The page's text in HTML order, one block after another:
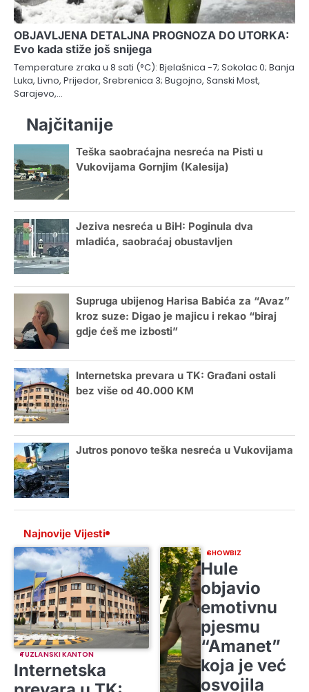
OBJAVLJENA DETALJNA PROGNOZA DO UTORKA:
Evo kada stiže još snijega
Temperature zraka u 8 sati (°C): Bjelašnica -7; Sokolac 0; Banja
Luka, Livno, Prijedor, Srebrenica 3; Bugojno, Sanski Most,
Sarajevo,…
Najčitanije
Teška saobraćajna nesreća na Pisti u
Vukovijama Gornjim (Kalesija)
Jeziva nesreća u BiH: Poginula dva
mladića, saobraćaj obustavljen
Supruga ubijenog Harisa Babića za “Avaz”
kroz suze: Digao je majicu i rekao “biraj
gdje ćeš me izbosti”
Internetska prevara u TK: Građani ostali
bez više od 40.000 KM
Jutros ponovo teška nesreća u Vukovijama
Najnovije Vijesti
TUZLANSKI KANTON
Internetska
SHOWBIZ
Hule
objavio
emotivnu
pjesmu
“Amanet”
koja je već
osvojila